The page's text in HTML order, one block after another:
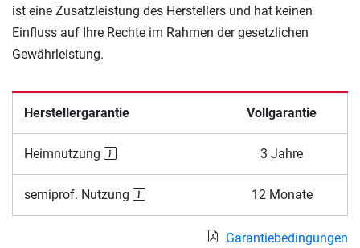
ist eine Zusatzleistung des Herstellers und hat keinen
Einfluss auf Ihre Rechte im Rahmen der gesetzlichen
Gewährleistung.
Herstellergarantie Vollgarantie
Heimnutzung 3 Jahre
semiprof. Nutzung 12 Monate
Garantiebedingungen